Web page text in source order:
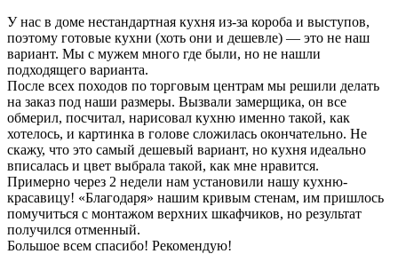
У нас в доме нестандартная кухня из-за короба и выступов,
поэтому готовые кухни (хоть они и дешевле) — это не наш
вариант. Мы с мужем много где были, но не нашли
подходящего варианта.
После всех походов по торговым центрам мы решили делать
на заказ под наши размеры. Вызвали замерщика, он все
обмерил, посчитал, нарисовал кухню именно такой, как
хотелось, и картинка в голове сложилась окончательно. Не
скажу, что это самый дешевый вариант, но кухня идеально
вписалась и цвет выбрала такой, как мне нравится.
Примерно через 2 недели нам установили нашу кухню-
красавицу! «Благодаря» нашим кривым стенам, им пришлось
помучиться с монтажом верхних шкафчиков, но результат
получился отменный.
Большое всем спасибо! Рекомендую!